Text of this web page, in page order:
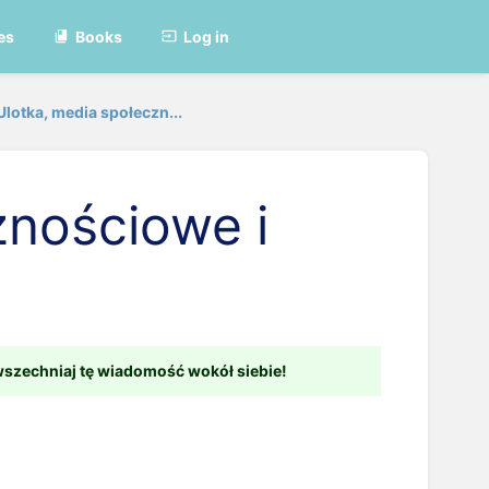
Books Log in
media społeczn...
i
tę wiadomość wokół siebie!